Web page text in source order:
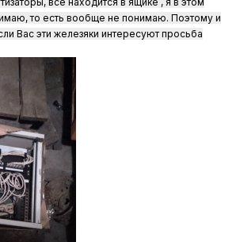
то есть вообще не понимаю. Поэтому и
Вас эти железяки интересуют просьба